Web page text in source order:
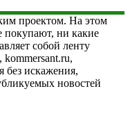
проектом. На этом
покупают, ни какие
собой ленту
kommersant.ru,
без искажения,
новостей